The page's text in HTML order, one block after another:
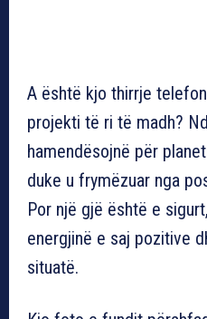
A është kjo thirrje
projekti të ri të madh?
hamendësojnë për
duke u frymëzuar nga
Por një gjë është e
energjinë e saj pozitive
situatë.